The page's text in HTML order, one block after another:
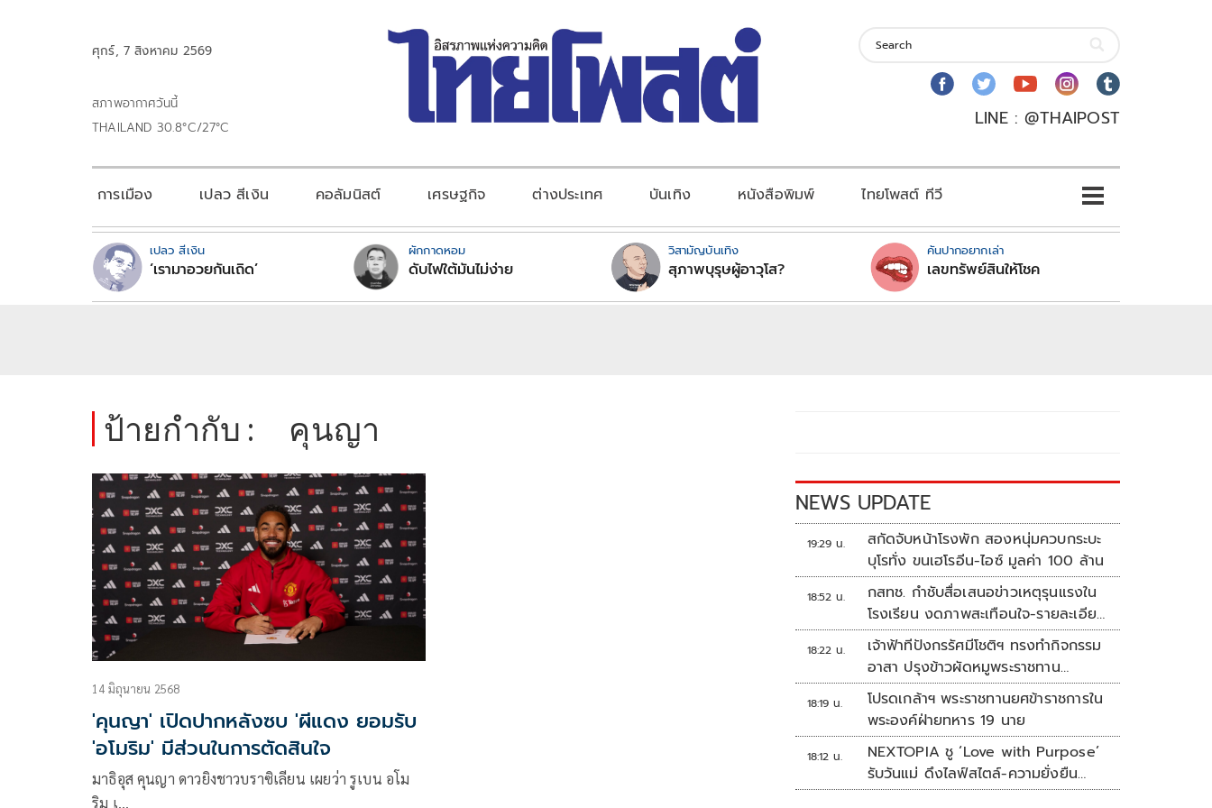
ศุกร์, 7 สิงหาคม 2569
สภาพอากาศวันนี้
THAILAND 30.8°C/27°C
LINE : @THAIPOST
การเมือง เปลว สีเงิน คอลัมนิสต์ เศรษฐกิจ ต่างประเทศ บันเทิง หนังสือพิมพ์ ไทยโพสต์ ทีวี
เปลว สีเงิน
‘เรามาอวยกันเถิด’
ผักกาดหอม
ดับไฟใต้มันไม่ง่าย
วิสามัญบันเทิง
สุภาพบุรุษผู้อาวุโส?
คันปากอยากเล่า
เลขทรัพย์สินให้โชค
ป้ายกำกับ : คุนญา
14 มิถุนายน 2568
'คุนญา' เปิดปากหลังซบ 'ผีแดง ยอมรับ
'อโมริม' มีส่วนในการตัดสินใจ
มาธิอุส คุนญา ดาวยิงชาวบราซิเลียน เผยว่า รูเบน อโม
ริม เ…
NEWS UPDATE
19:29 น.
สกัดจับหน้าโรงพัก สองหนุ่มควบกระบะ
บุโรทั่ง ขนเฮโรอีน-ไอซ์ มูลค่า 100 ล้าน
18:52 น.
กสทช. กำชับสื่อเสนอข่าวเหตุรุนแรงใน
โรงเรียน งดภาพสะเทือนใจ-รายละเอียด
เสี่ยงเลียนแบบ
18:22 น.
เจ้าฟ้าทีปังกรรัศมีโชติฯ ทรงทำกิจกรรม
อาสา ปรุงข้าวผัดหมูพระราชทาน
ประชาชน
18:19 น.
โปรดเกล้าฯ พระราชทานยศข้าราชการใน
พระองค์ฝ่ายทหาร 19 นาย
18:12 น.
NEXTOPIA ชู ‘Love with Purpose’
รับวันแม่ ดึงไลฟ์สไตล์-ความยั่งยืน
สร้างประสบการณ์ช้อปปิงมีความหมาย